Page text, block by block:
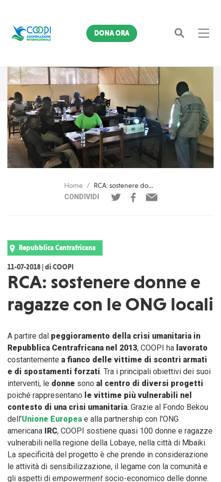
DONA ORA
Home
RCA: sostenere donne e ragazze con le ONG locali
CONDIVIDI
Repubblica Centrafricana
11-07-2018 | di COOPI
RCA: sostenere donne e
ragazze con le ONG locali
A partire dal peggioramento della crisi umanitaria in
Repubblica Centrafricana nel 2013, COOPI ha lavorato
costantemente a fianco delle vittime di scontri armati
e di spostamenti forzati. Tra i principali obiettivi dei suoi
interventi, le donne sono al centro di diversi progetti
poiché rappresentano le vittime più vulnerabili nel
contesto di una crisi umanitaria. Grazie al Fondo Bekou
dell'Unione Europea e alla partnership con l'ONG
americana
IRC, COOPI sostiene quasi 100 donne e ragazze
vulnerabili nella regione della Lobaye, nella città di Mbaiki.
La specificità del progetto è che prende in considerazione
le attività di sensibilizzazione, il legame con la comunità e
gli aspetti di empowerment socio-economico delle donne.